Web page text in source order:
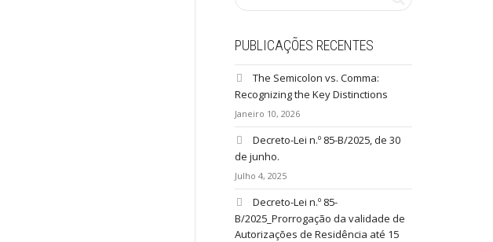
PUBLICAÇÕES RECENTES
The Semicolon vs. Comma:
Recognizing the Key Distinctions
Janeiro 10, 2026
Decreto-Lei n.º 85-B/2025, de 30
de junho.
Julho 4, 2025
Decreto-Lei n.º 85-
B/2025_Prorrogação da validade de
Autorizações de Residência até 15